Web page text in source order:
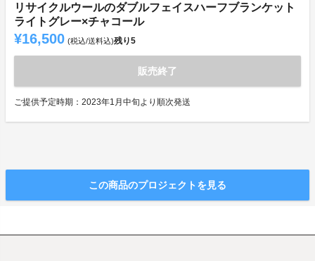
リサイクルウールのダブルフェイスハーフブランケット
ライトグレー×チャコール
¥16,500 (税込/送料込)残り5
販売終了
ご提供予定時期：2023年1月中旬より順次発送
この商品のプロジェクトを見る